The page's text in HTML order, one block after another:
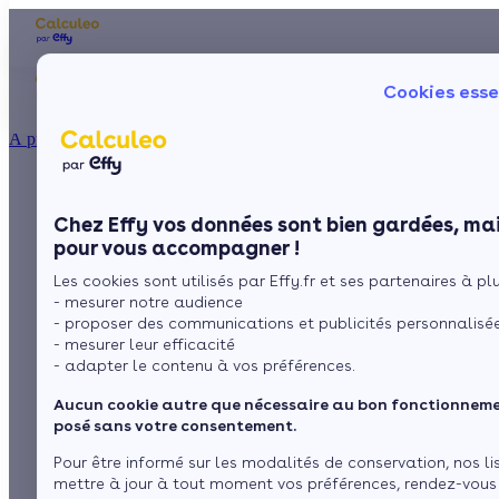
Cookies
Chez Effy vos données sont bien gardées,
pour vous accompagner !
Les cookies sont utilisés par Effy.fr et ses partenaires à
- mesurer notre audience
- proposer des communications et publicités
- mesurer leur efficacité
- adapter le contenu à vos préférences.
Aucun cookie autre que nécessaire au bon
posé sans votre consentement.
Pour être informé sur les modalités de conservation, nos
mettre à jour à tout moment vos préférences, rendez-
À propos
Ma Prime Rénov'
Le chèque énergie
La TVA réduite
L'éco-prêt à taux zéro
Trouver mes aides
Nos conseils
Sol
Fenêtres
Aides financières et
subventions pour les
économies d'énergie
dans la Charente-
Maritime
par
L’équipe de rédaction